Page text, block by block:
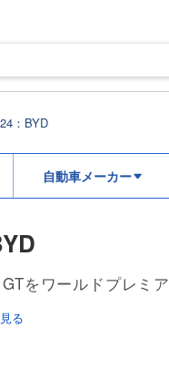
：BYD
自動車メーカー
をワールドプレミア
る